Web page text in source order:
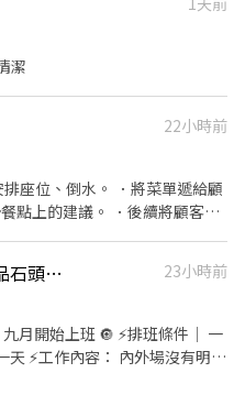
禮金與中秋禮品、油資津貼、
潔
22小時前
座位、倒水。 ．將菜單遞給顧
點上的建議。 ．後續將顧客點
⚡️時薪206-412⚡嘉義西區⚡王品石頭鍋⚡餐飲 兼職工讀PT
23小時前
明顯